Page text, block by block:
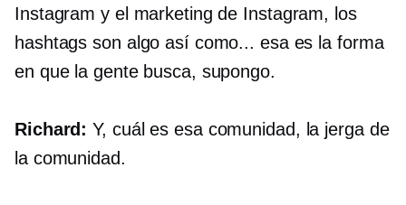
Instagram y el marketing de Instagram, los
hashtags son algo así como... esa es la forma
en que la gente busca, supongo.
Richard: Y, cuál es esa comunidad, la jerga de
la comunidad.